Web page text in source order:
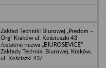
Zakład Techniki Biurowej „Predom –
Org” Kraków ul. Kościuszki 43
/ostatnia nazwa „BIUROSEVICE”
Zakłady Techniki Biurowej, Kraków,
ul. Kościszki 43/